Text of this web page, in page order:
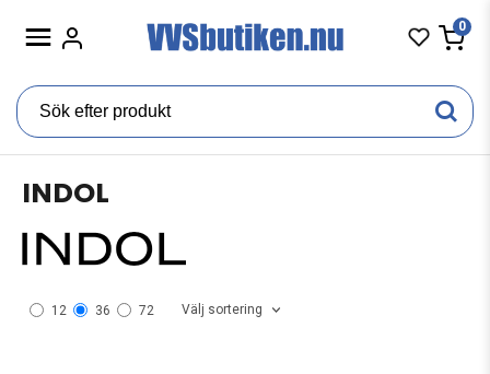
0
INDOL
12 36 72 Välj sortering